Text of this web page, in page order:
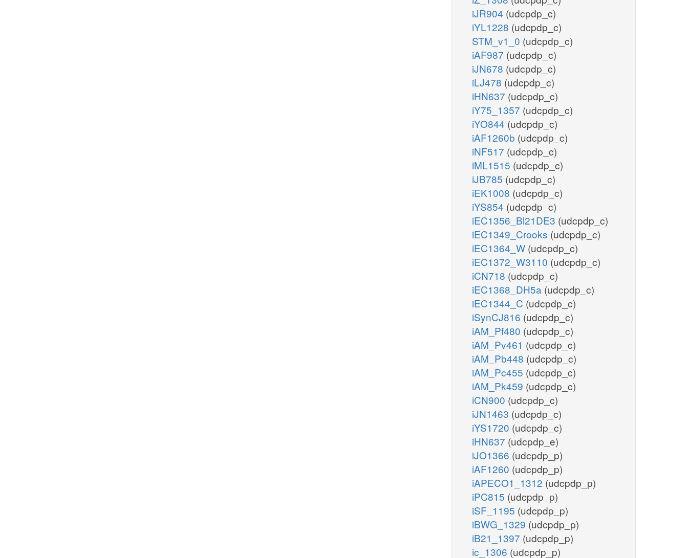
iJR904 (udcpdp_c)
iYL1228 (udcpdp_c)
STM_v1_0 (udcpdp_c)
iAF987 (udcpdp_c)
iJN678 (udcpdp_c)
iLJ478 (udcpdp_c)
iHN637 (udcpdp_c)
iY75_1357 (udcpdp_c)
iYO844 (udcpdp_c)
iAF1260b (udcpdp_c)
iNF517 (udcpdp_c)
iML1515 (udcpdp_c)
iJB785 (udcpdp_c)
iEK1008 (udcpdp_c)
iYS854 (udcpdp_c)
iEC1356_Bl21DE3 (udcpdp_c)
iEC1349_Crooks (udcpdp_c)
iEC1364_W (udcpdp_c)
iEC1372_W3110 (udcpdp_c)
iCN718 (udcpdp_c)
iEC1368_DH5a (udcpdp_c)
iEC1344_C (udcpdp_c)
iSynCJ816 (udcpdp_c)
iAM_Pf480 (udcpdp_c)
iAM_Pv461 (udcpdp_c)
iAM_Pb448 (udcpdp_c)
iAM_Pc455 (udcpdp_c)
iAM_Pk459 (udcpdp_c)
iCN900 (udcpdp_c)
iJN1463 (udcpdp_c)
iYS1720 (udcpdp_c)
iHN637 (udcpdp_e)
iJO1366 (udcpdp_p)
iAF1260 (udcpdp_p)
iAPECO1_1312 (udcpdp_p)
iPC815 (udcpdp_p)
iSF_1195 (udcpdp_p)
iBWG_1329 (udcpdp_p)
iB21_1397 (udcpdp_p)
ic_1306 (udcpdp_p)